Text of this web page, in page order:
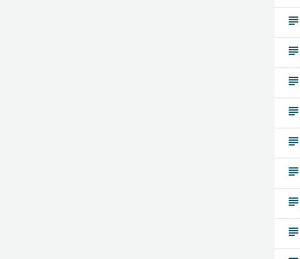
subject
subject
subject
subject
subject
subject
subject
subject